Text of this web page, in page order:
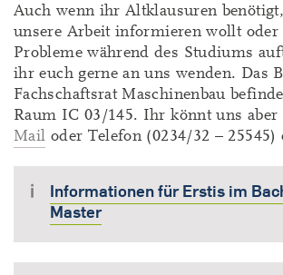
Auch wenn ihr Altklausuren
unsere Arbeit informieren wollt oder
Probleme während des Studiums
ihr euch gerne an uns wenden. Das
Fachschaftsrat Maschinenbau
Raum IC 03/145. Ihr könnt uns aber
Mail oder Telefon (0234/32 – 25545)
Informationen für Erstis im
Master